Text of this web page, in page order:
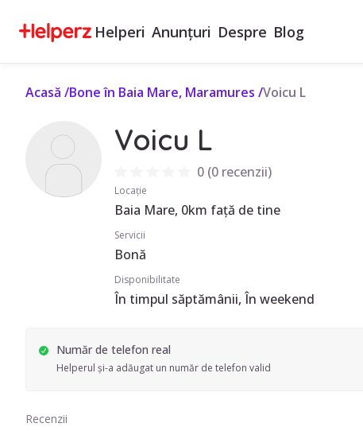
Helperi Anunțuri Despre Blog
Acasă /Bone în Baia Mare, Maramures /Voicu L
Voicu L
0(0 recenzii)
Locație
Baia Mare, 0km față de tine
Servicii
Bonă
Disponibilitate
În timpul săptămânii, În weekend
Număr de telefon real
Helperul și-a adăugat un număr de telefon valid
Recenzii